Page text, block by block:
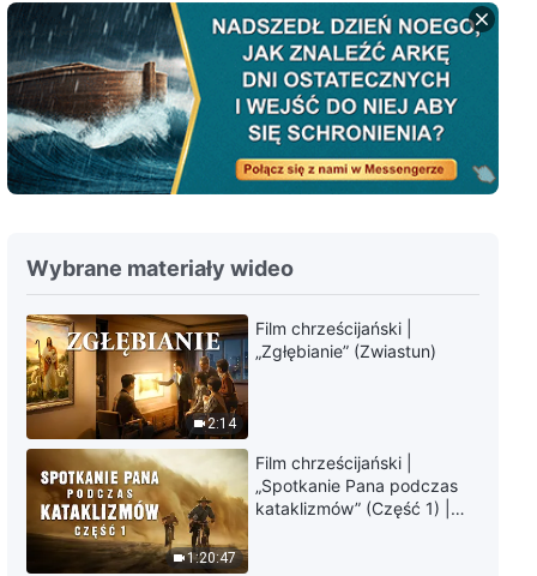
9:16
Słowo Boże na każdy dzień:
Wcielenie | Fragment 119
Słowo Boże na każdy dzień:
Wcielenie | Fragment 120
4:03
Słowo Boże na każdy dzień:
8:24
Słowo Boże na każdy dzień:
Wcielenie | Fragment 122
Słowo Boże na każdy dzień:
Wcielenie | Fragment 123
Wybrane materiały wideo
2:14
Film chrześcijański |
„Zgłębianie” (Zwiastun)
1:20:47
Film chrześcijański |
„Spotkanie Pana podczas
kataklizmów” (Część 1) |